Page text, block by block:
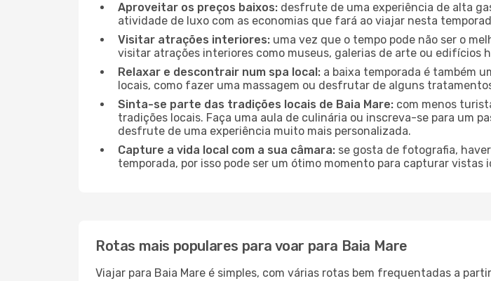
Aproveitar os preços baixos: desfrute de uma experiência de alta
atividade de luxo com as economias que fará ao viajar nesta
Visitar atrações interiores: uma vez que o tempo pode não ser o
visitar atrações interiores como museus, galerias de arte ou edifícios
Relaxar e descontrair num spa local: a baixa temporada é também
locais, como fazer uma massagem ou desfrutar de alguns
Sinta-se parte das tradições locais de Baia Mare: com menos
tradições locais. Faça uma aula de culinária ou inscreva-se para um
desfrute de uma experiência muito mais personalizada.
Capture a vida local com a sua câmara: se gosta de fotografia,
temporada, por isso pode ser um ótimo momento para capturar vistas
Rotas mais populares para voar para Baia Mare
Viajar para Baia Mare é simples, com várias rotas bem frequentadas a